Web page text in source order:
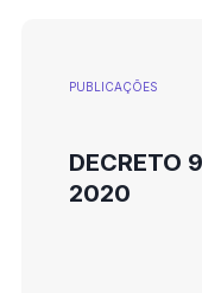
PUBLICAÇÕES
DECRETO
2020